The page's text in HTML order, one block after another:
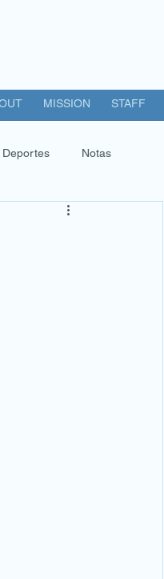
MISSION STAFF
Deportes Notas